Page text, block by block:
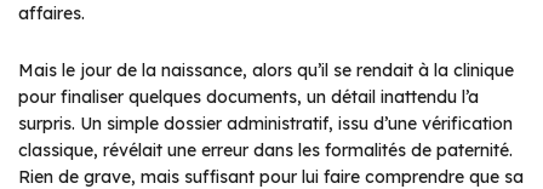
affaires.
Mais le jour de la naissance, alors qu’il se rendait à la clinique
pour finaliser quelques documents, un détail inattendu l’a
surpris. Un simple dossier administratif, issu d’une vérification
classique, révélait une erreur dans les formalités de paternité.
Rien de grave, mais suffisant pour lui faire comprendre que sa